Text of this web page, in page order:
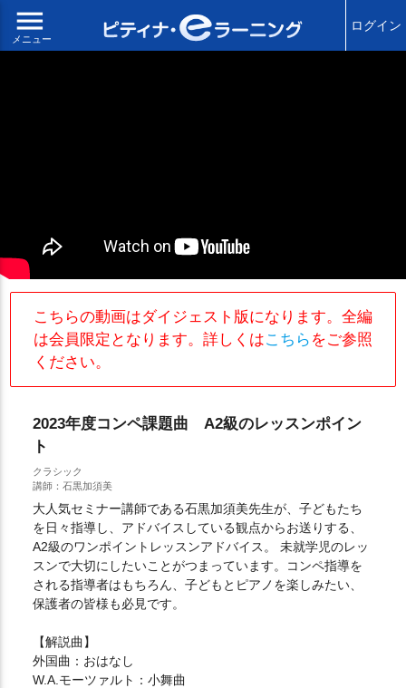
menu
メニュー
ログイン
こちらの動画はダイジェスト版になります。全編
は会員限定となります。詳しくはこちら をご参照
ください。
2023年度コンペ課題曲 A2級のレッスンポイン
ト
クラシック
講師：石黒加須美
大人気セミナー講師である石黒加須美先生が、子どもたち
を日々指導し、アドバイスしている観点からお送りする、
A2級のワンポイントレッスンアドバイス。 未就学児のレッ
スンで大切にしたいことがつまっています。コンペ指導を
される指導者はもちろん、子どもとピアノを楽しみたい、
保護者の皆様も必見です。
【解説曲】
外国曲：おはなし
W.A.モーツァルト：小舞曲